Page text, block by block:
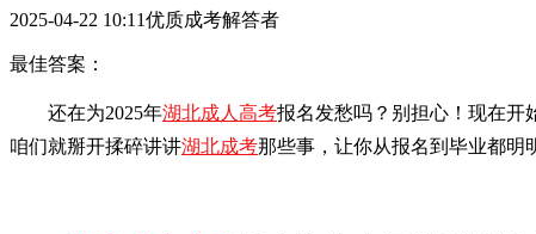
2025-04-22 10:11优质成考解答者
最佳答案：
还在为2025年湖北成人高考报名发愁吗？别担心！现在开
咱们就掰开揉碎讲讲湖北成考那些事，让你从报名到毕业都明